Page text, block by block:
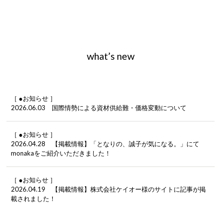
what’s new
［ ●お知らせ ］
2026.06.03 国際情勢による資材供給難・価格変動について
［ ●お知らせ ］
2026.04.28 【掲載情報】「となりの、誠子が気になる。」にて
monakaをご紹介いただきました！
［ ●お知らせ ］
2026.04.19 【掲載情報】株式会社ケイオー様のサイトに記事が掲
載されました！